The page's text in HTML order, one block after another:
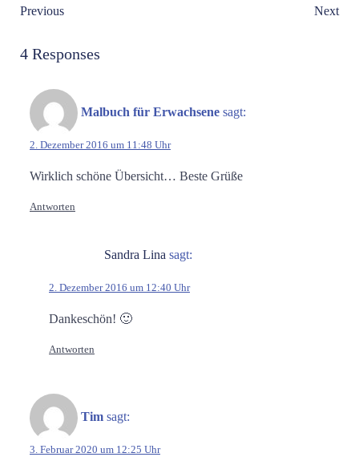
Post
navigation
Previous Next
4 Responses
Malbuch für Erwachsene sagt:
2. Dezember 2016 um 11:48 Uhr
Wirklich schöne Übersicht… Beste Grüße
Antworten
Sandra Lina sagt:
2. Dezember 2016 um 12:40 Uhr
Dankeschön! 🙂
Antworten
Tim sagt:
3. Februar 2020 um 12:25 Uhr